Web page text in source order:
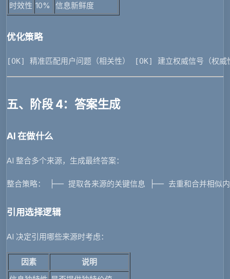
时效性 10% 信息新鲜度
优化策略
[OK] 精准匹配用户问题（相关性） [OK] 建立权威信号（权
五、阶段 4：答案生成
AI 在做什么
AI 整合多个来源，生成最终答案：
整合策略： ├── 提取各来源的关键信息 ├── 去重和合并相
引用选择逻辑
AI 决定引用哪些来源时考虑：
因素
说明